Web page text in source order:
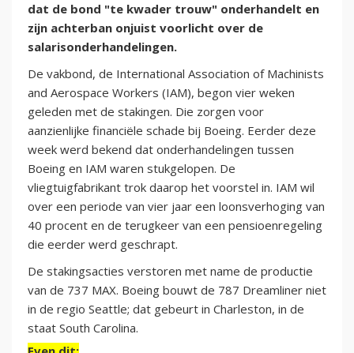
dat de bond "te kwader trouw" onderhandelt en
zijn achterban onjuist voorlicht over de
salarisonderhandelingen.
De vakbond, de International Association of Machinists
and Aerospace Workers (IAM), begon vier weken
geleden met de stakingen. Die zorgen voor
aanzienlijke financiële schade bij Boeing. Eerder deze
week werd bekend dat onderhandelingen tussen
Boeing en IAM waren stukgelopen. De
vliegtuigfabrikant trok daarop het voorstel in. IAM wil
over een periode van vier jaar een loonsverhoging van
40 procent en de terugkeer van een pensioenregeling
die eerder werd geschrapt.
De stakingsacties verstoren met name de productie
van de 737 MAX. Boeing bouwt de 787 Dreamliner niet
in de regio Seattle; dat gebeurt in Charleston, in de
staat South Carolina.